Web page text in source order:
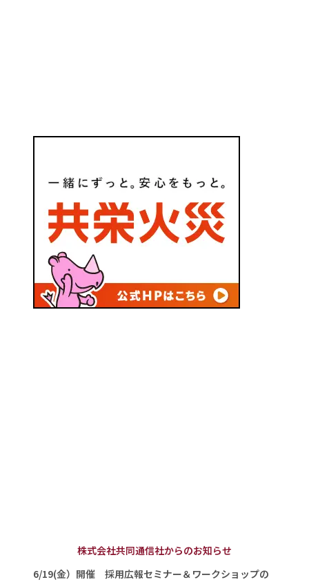
株式会社共同通信社からのお知らせ
6/19(金）開催 採用広報セミナー＆ワークショップの